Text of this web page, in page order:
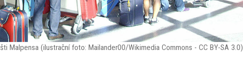
Malpensa (ilustrační foto: Mailander00/Wikimedia Commons - CC BY-SA 3.0)